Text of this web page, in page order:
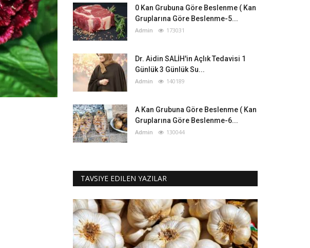
0 Kan Grubuna Göre Beslenme ( Kan
Gruplarına Göre Beslenme-5...
Admin 173031
Dr. Aidin SALİH'in Açlık Tedavisi 1
Günlük 3 Günlük Su...
Admin 140189
A Kan Grubuna Göre Beslenme ( Kan
Gruplarına Göre Beslenme-6...
Admin 130044
TAVSIYE EDILEN YAZILAR